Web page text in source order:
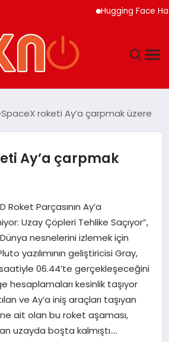
Hugging Face
SpaceX roketi Ay’a çarpmak üzere
Ay’a çarpmak
Roket Parçasının Ay’a
Uzay Çöpleri Tehlike Saçıyor”,
nesnelerini izlemek için
yazılımının geliştiricisi Gray,
06.44’te gerçekleşeceğini
hesaplamaları kesinlik taşıyor
ve Ay’a iniş araçları taşıyan
ait olan bu roket aşaması,
uzayda boşta kalmıştı….